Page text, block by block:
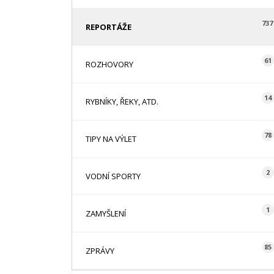
REPORTÁŽE 737
ROZHOVORY 61
RYBNÍKY, ŘEKY, ATD. 14
TIPY NA VÝLET 78
VODNÍ SPORTY 2
ZAMYŠLENÍ 1
ZPRÁVY 85